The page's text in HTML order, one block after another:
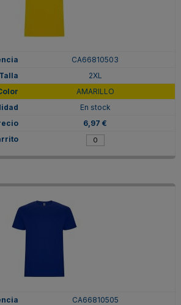
CA66810503
2XL
AMARILLO
En stock
6,97 €
CA66810505